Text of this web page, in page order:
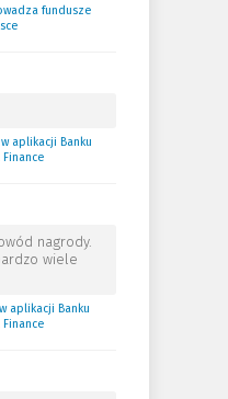
fundusze
aplikacji Banku
nagrody.
wiele
aplikacji Banku